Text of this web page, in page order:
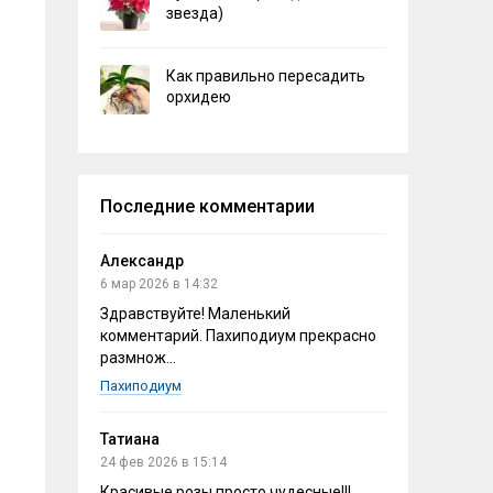
звезда)
Как правильно пересадить
орхидею
Последние комментарии
Александр
6 мар 2026 в 14:32
Здравствуйте! Маленький
комментарий. Пахиподиум прекрасно
размнож...
Пахиподиум
Татиана
24 фев 2026 в 15:14